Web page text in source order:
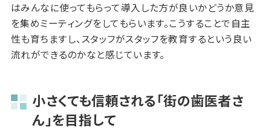
はみんなに使ってもらって導入した方が良いかどうか意見
を集めミーティングをしてもらいます。こうすることで自主
性も育ちますし、スタッフがスタッフを教育するという良い
流れができるのかなと感じています。
小さくても信頼される「街の歯医者さ
ん」を目指して